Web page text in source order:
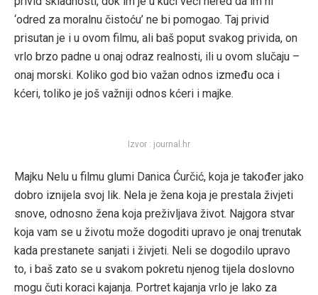
‘odred za moralnu čistoću’ ne bi pomogao. Taj privid
prisutan je i u ovom filmu, ali baš poput svakog privida, on
vrlo brzo padne u onaj odraz realnosti, ili u ovom slučaju –
onaj morski. Koliko god bio važan odnos između oca i
kćeri, toliko je još važniji odnos kćeri i majke.
Izvor : journal.hr
Majku Nelu u filmu glumi Danica Ćurčić, koja je također jako
dobro iznijela svoj lik. Nela je žena koja je prestala živjeti
snove, odnosno žena koja preživljava život. Najgora stvar
koja vam se u životu može dogoditi upravo je onaj trenutak
kada prestanete sanjati i živjeti. Neli se dogodilo upravo
to, i baš zato se u svakom pokretu njenog tijela doslovno
mogu čuti koraci kajanja. Portret kajanja vrlo je lako za